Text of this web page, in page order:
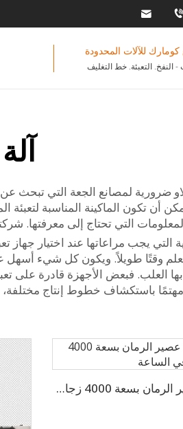
كومارك للآلات المحدودة
النفخ. التعبئة. خط التغليف
لاو ضرورية لمصانع الجعة التي
أن تكون الماكينة المناسبة
التي تحتاج إلى معرفتها.
يجب مراعاتها عند اختيار جهاز
وقتًا طويلاً. ويكون كل شيء أسهل
العلب. فبعض الأجهزة قادرة على
مهتمًا باستكشاف خطوط إنتاج
خط إنتاج ماكينة تعبئة عصير الرمان بسعة 4000 زجاجة في الساعة